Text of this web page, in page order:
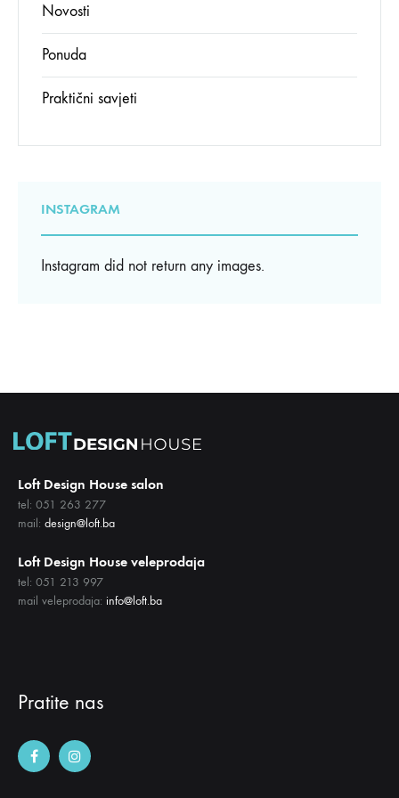
Novosti
Ponuda
Praktični savjeti
INSTAGRAM
Instagram did not return any images.
Loft Design House salon
tel: 051 263 277
mail: design@loft.ba
Loft Design House veleprodaja
tel: 051 213 997
mail veleprodaja: info@loft.ba
Pratite nas